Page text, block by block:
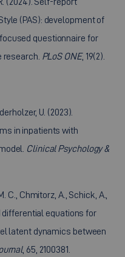
(PAS): development of
questionnaire for
PLoS ONE, 19(2).
U. (2023).
in inpatients with
Clinical Psychology &
C., Chmitorz, A., Schick, A.,
differential equations for
latent dynamics between
, 65, 2100381.